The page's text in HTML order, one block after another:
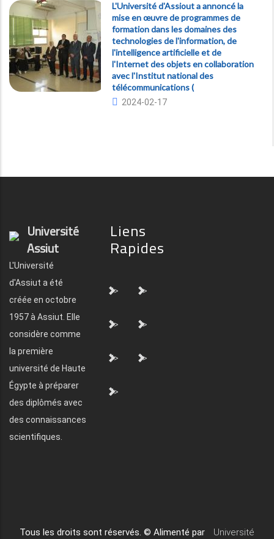
L'Université d'Assiout a annoncé la
mise en œuvre de programmes de
formation dans les domaines des
technologies de l'information, de
l'intelligence artificielle et de
l'Internet des objets en collaboration
avec l'Institut national des
télécommunications (
2024-02-17
Université
Assiut
L'Université
d'Assiut a été
créée en octobre
1957 à Assiut. Elle
considère comme
la première
université de Haute
Égypte à préparer
des diplômés avec
des connaissances
scientifiques.
Liens
Rapides
"> ">
"> ">
"> ">
">
Tous les droits sont réservés. © Alimenté par Université